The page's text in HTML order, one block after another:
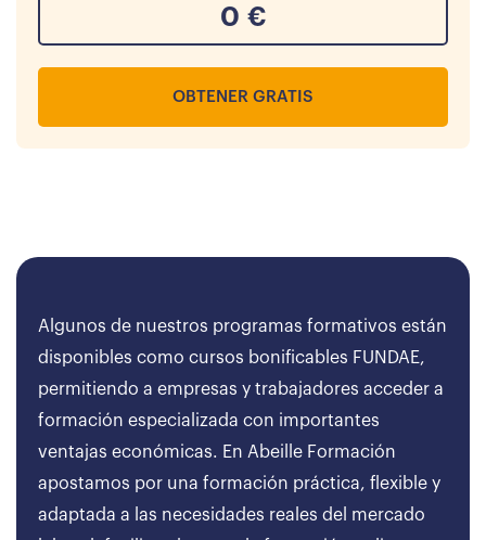
0 €
OBTENER GRATIS
Algunos de nuestros programas formativos están
disponibles como cursos bonificables FUNDAE,
permitiendo a empresas y trabajadores acceder a
formación especializada con importantes
ventajas económicas. En Abeille Formación
apostamos por una formación práctica, flexible y
adaptada a las necesidades reales del mercado